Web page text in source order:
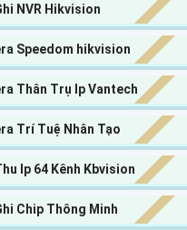
NVR Hikvision
Speedom hikvision
Thân Trụ Ip Vantech
Trí Tuệ Nhân Tạo
Ip 64 Kênh Kbvision
Chip Thông Minh